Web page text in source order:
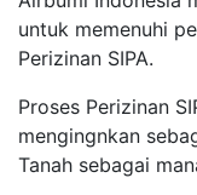
untuk memenuhi
Perizinan SIPA.
Proses Perizinan
mengingnkan
Tanah sebagai